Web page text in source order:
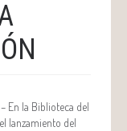
– En la Biblioteca del
lanzamiento del